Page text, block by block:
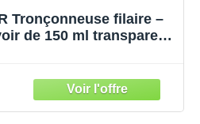
Tronçonneuse filaire –
de 150 ml transparent
45 cm